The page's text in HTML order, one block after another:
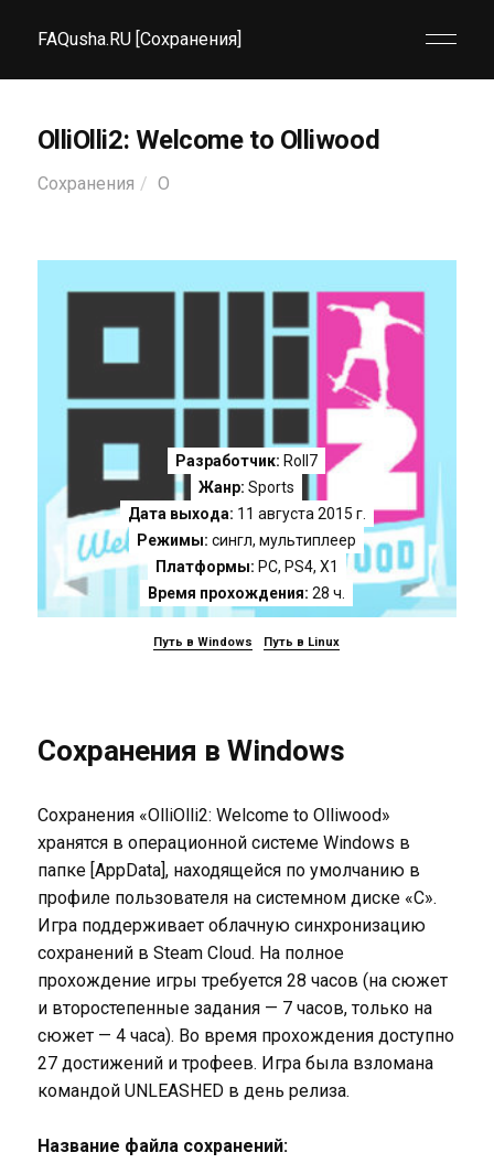
FAQusha.RU [Сохранения]
OlliOlli2: Welcome to Olliwood
Сохранения O
Разработчик: Roll7
Жанр: Sports
Дата выхода: 11 августа 2015 г.
Режимы: сингл, мультиплеер
Платформы: PC, PS4, X1
Время прохождения: 28 ч.
Путь в Windows Путь в Linux
Сохранения в Windows
Сохранения «OlliOlli2: Welcome to Olliwood»
хранятся в операционной системе Windows в
папке [AppData], находящейся по умолчанию в
профиле пользователя на системном диске «C».
Игра поддерживает облачную синхронизацию
сохранений в Steam Cloud. На полное
прохождение игры требуется 28 часов (на сюжет
и второстепенные задания — 7 часов, только на
сюжет — 4 часа). Во время прохождения доступно
27 достижений и трофеев. Игра была взломана
командой UNLEASHED в день релиза.
Название файла сохранений: